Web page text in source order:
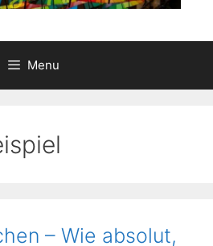
Menu
– Wie absolut,